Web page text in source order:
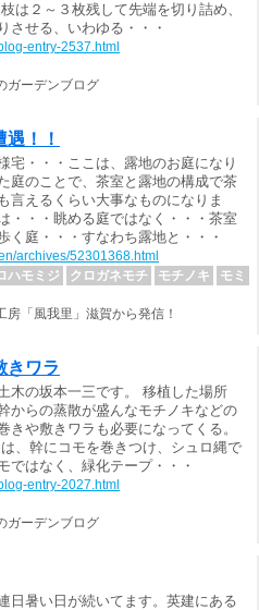
は２～３枚残して先端を切り詰め、
させる、いわゆる・・・
entry-2537.html
ーデンブログ
！！
宅・・・ここは、露地のお庭になり
庭のことで、茶室と露地の構成で茶
言えるくらい大事なものになりま
・・・眺める庭ではなく・・・茶室
く庭・・・すなわち露地と・・・
archives/52301368.html
ハモミジ クロガネモチ モチノキ
モミ
「風我里」滋賀から発信！
きワラ
木の坂本一三です。 移植した場所
からの蒸散が盛んなモチノキなどの
や敷きワラも必要になってくる。
、幹にコモを巻きつけ、シュロ縄で
ではなく、緑化テープ・・・
entry-2027.html
ーデンブログ
日暑い日が続いてます。英建にある